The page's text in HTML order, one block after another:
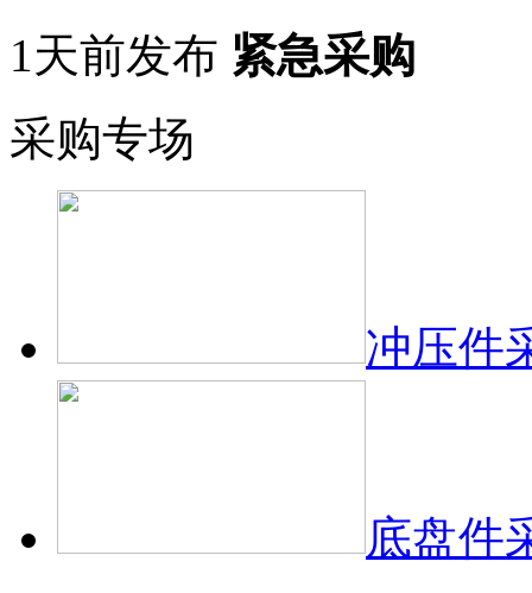
1天前发布 紧急采购
采购专场
冲压件
底盘件